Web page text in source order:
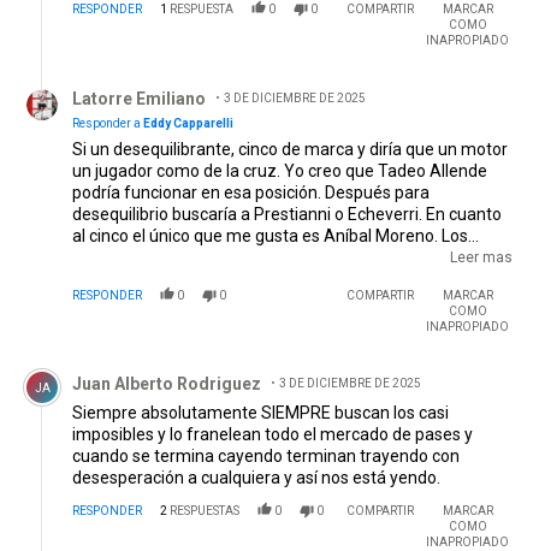
RESPONDER 1 RESPUESTA 0 0 COMPARTIR
MARCAR
COMO
INAPROPIADO
Latorre Emiliano
3 DE DICIEMBRE DE 2025
Responder a Eddy Capparelli
Si un desequilibrante, cinco de marca y diría que un motor
un jugador como de la cruz. Yo creo que Tadeo Allende
podría funcionar en esa posición. Después para
desequilibrio buscaría a Prestianni o Echeverri. En cuanto
al cinco el único que me gusta es Aníbal Moreno. Los
demás que mencionaron me parecen un asco. Con
sudamericana. Echeverri o Prestianni de enganche.
Moreno de cinco Castaño de doble. Y por izq al constante
mejorar como equipo.
Leer mas
RESPONDER 0 0 COMPARTIR
MARCAR
COMO
INAPROPIADO
Comentario de Juan Alberto Rodriguez .
JA Juan Alberto Rodriguez 3 DE DICIEMBRE DE 2025
Siempre absolutamente SIEMPRE buscan los casi
imposibles y lo franelean todo el mercado de pases y
cuando se termina cayendo terminan trayendo con
desesperación a cualquiera y así nos está yendo.
RESPONDER 2 RESPUESTAS 0 0 COMPARTIR
MARCAR
COMO
INAPROPIADO